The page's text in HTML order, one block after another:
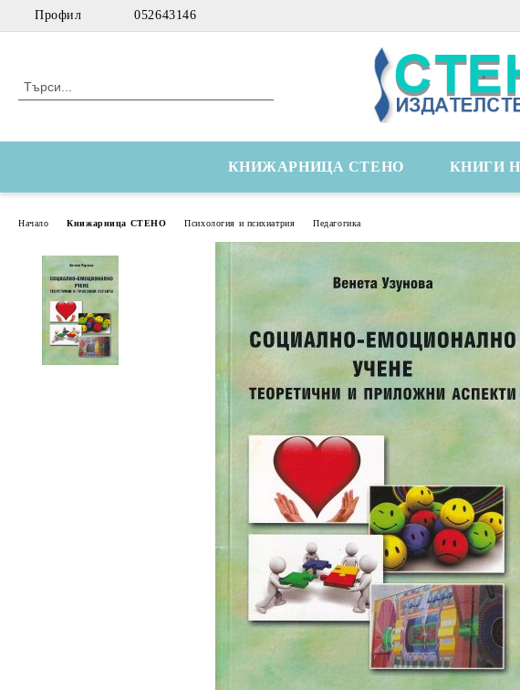
Профил 052643146
КНИЖАРНИЦА СТЕНО КНИГИ
Начало Книжарница СТЕНО Психология и психиатрия Педагогика